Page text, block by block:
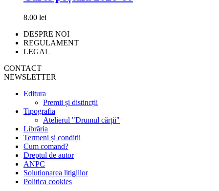
8.00 lei
DESPRE NOI
REGULAMENT
LEGAL
CONTACT
NEWSLETTER
Editura
Premii și distincții
Tipografia
Atelierul "Drumul cărții"
Librăria
Termeni și condiții
Cum comand?
Dreptul de autor
ANPC
Solutionarea litigiilor
Politica cookies